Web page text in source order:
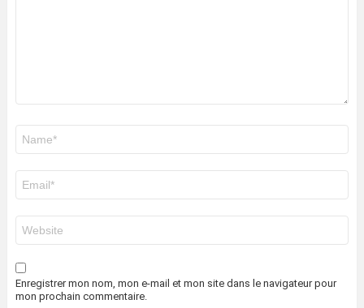
mail
*
web
Enregistrer mon nom, mon e-mail et mon site dans le navigateur pour
mon prochain commentaire.